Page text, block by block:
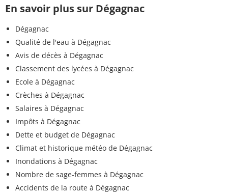
En savoir plus sur Dégagnac
Dégagnac
Qualité de l'eau à Dégagnac
Avis de décès à Dégagnac
Classement des lycées à Dégagnac
Ecole à Dégagnac
Crèches à Dégagnac
Salaires à Dégagnac
Impôts à Dégagnac
Dette et budget de Dégagnac
Climat et historique météo de Dégagnac
Inondations à Dégagnac
Nombre de sage-femmes à Dégagnac
Accidents de la route à Dégagnac